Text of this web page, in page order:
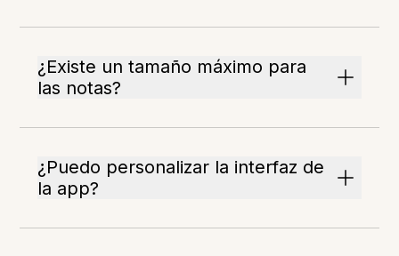
¿Existe un tamaño máximo para
las notas?
¿Puedo personalizar la interfaz de
la app?